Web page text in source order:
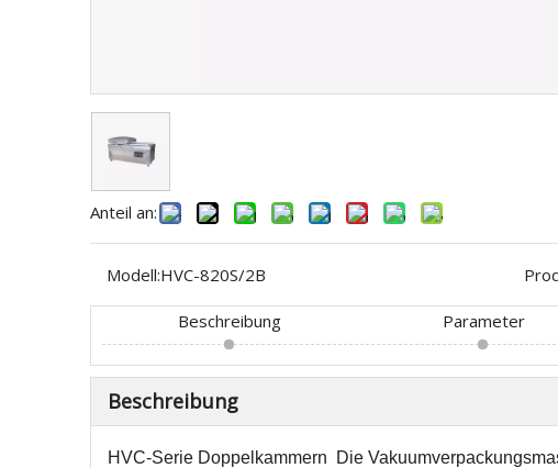
Anteil an:
Modell:HVC-820S/2B
Beschreibung Parameter
Beschreibung
HVC-Serie Doppelkammern
Die